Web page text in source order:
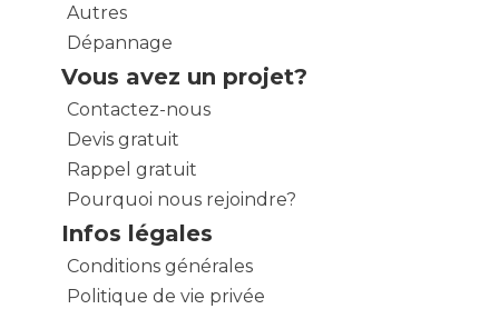
Autres
Dépannage
Vous avez un projet?
Contactez-nous
Devis gratuit
Rappel gratuit
Pourquoi nous rejoindre?
Infos légales
Conditions générales
Politique de vie privée